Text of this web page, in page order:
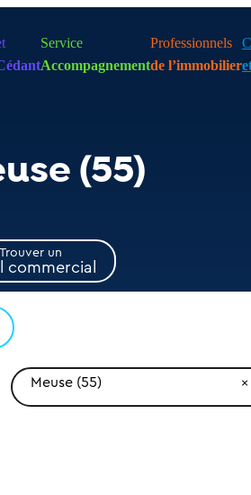
Service
Accompagnement
Professionnels
de l’immobilier
(55)
Trouver un
commercial
Meuse (55)